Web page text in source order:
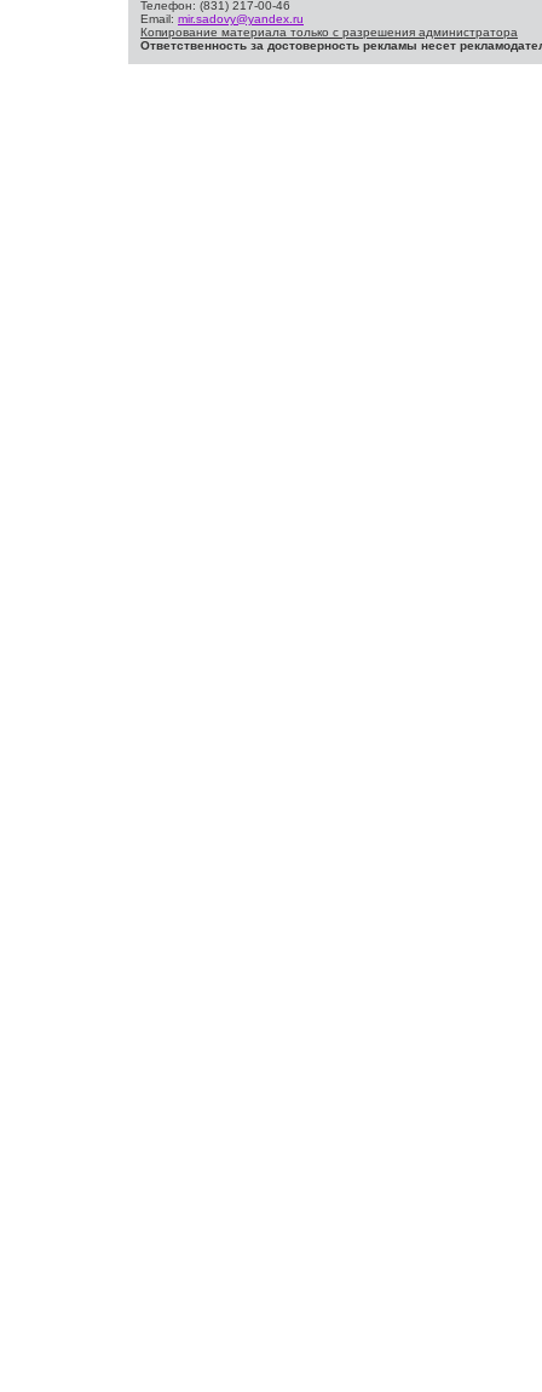
Телефон: (831) 217-00-46
Email: mir.sadovy@yandex.ru
Копирование материала только с разрешения администратора
Ответственность за достоверность рекламы несет